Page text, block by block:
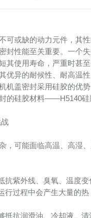
可或缺的动力元件，其
封性能至关重要。一个
其使用寿命，严重时甚
优异的耐候性、耐高温
机盖密封采用硅胶的优
的硅胶材料——H5140硅
，可能面临高温、高湿
抗紫外线、臭氧、温度
行过程中会产生大量的
抵抗润滑油、冷却液、